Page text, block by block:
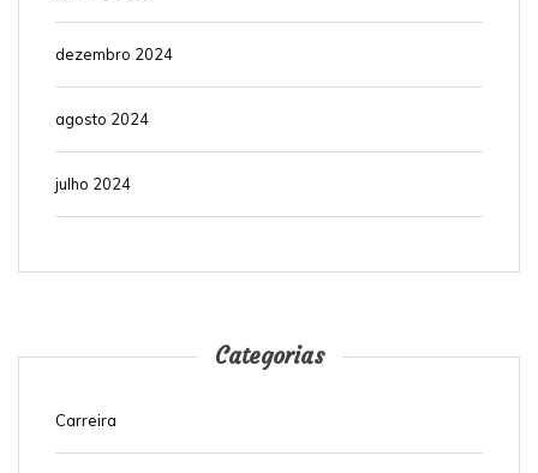
dezembro 2024
agosto 2024
julho 2024
Categorias
Carreira